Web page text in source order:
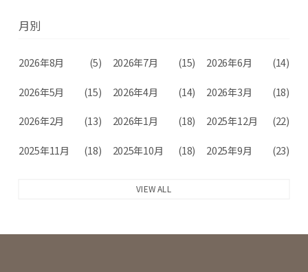
月別
2026年8月 (5) 2026年7月 (15) 2026年6月 (14)
2026年5月 (15) 2026年4月 (14) 2026年3月 (18)
2026年2月 (13) 2026年1月 (18) 2025年12月 (22)
2025年11月 (18) 2025年10月 (18) 2025年9月 (23)
VIEW ALL